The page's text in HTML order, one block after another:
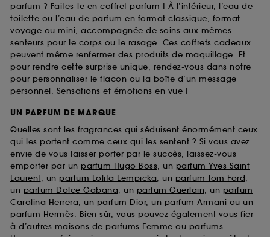
parfum ? Faites-le en coffret parfum ! À l’intérieur, l’eau de
toilette ou l’eau de parfum en format classique, format
voyage ou mini, accompagnée de soins aux mêmes
senteurs pour le corps ou le rasage. Ces coffrets cadeaux
peuvent même renfermer des produits de maquillage. Et
pour rendre cette surprise unique, rendez-vous dans notre
pour personnaliser le flacon ou la boîte d’un message
personnel. Sensations et émotions en vue !
UN PARFUM DE MARQUE
Quelles sont les fragrances qui séduisent énormément ceux
qui les portent comme ceux qui les sentent ? Si vous avez
envie de vous laisser porter par le succès, laissez-vous
emporter par un parfum Hugo Boss, un parfum Yves Saint
Laurent, un parfum Lolita Lempicka, un parfum Tom Ford,
un parfum Dolce Gabana, un parfum Guerlain, un parfum
Carolina Herrera, un parfum Dior, un parfum Armani ou un
parfum Hermès. Bien sûr, vous pouvez également vous fier
à d’autres maisons de parfums Femme ou parfums